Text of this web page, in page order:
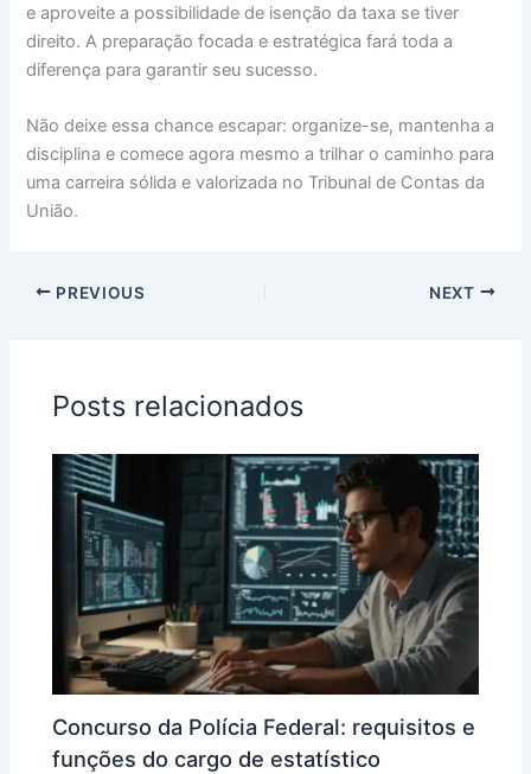
e aproveite a possibilidade de isenção da taxa se tiver
direito. A preparação focada e estratégica fará toda a
diferença para garantir seu sucesso.
Não deixe essa chance escapar: organize-se, mantenha a
disciplina e comece agora mesmo a trilhar o caminho para
uma carreira sólida e valorizada no Tribunal de Contas da
União.
PREVIOUS NEXT
Posts relacionados
Concurso da Polícia Federal: requisitos e
funções do cargo de estatístico